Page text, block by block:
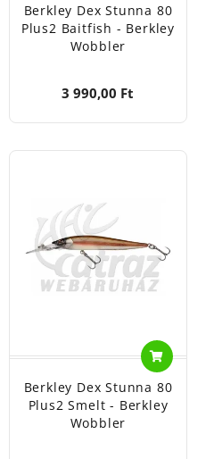
Berkley Dex Stunna 80
Plus2 Baitfish - Berkley
Wobbler
3 990,00 Ft
Berkley Dex Stunna 80
Plus2 Smelt - Berkley
Wobbler